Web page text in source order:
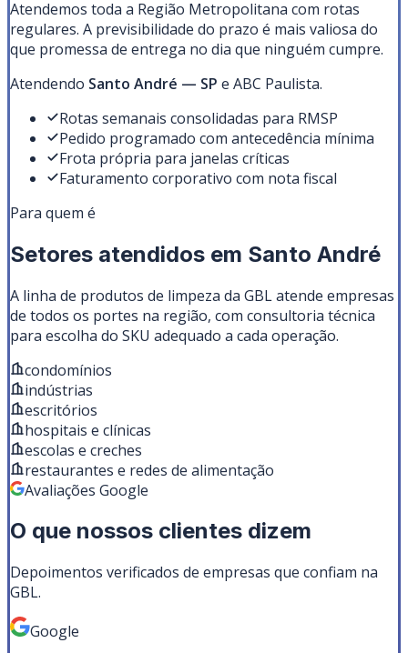
Atendemos toda a Região Metropolitana com rotas
regulares. A previsibilidade do prazo é mais valiosa do
que promessa de entrega no dia que ninguém cumpre.
Atendendo Santo André — SP e ABC Paulista.
Rotas semanais consolidadas para RMSP
Pedido programado com antecedência mínima
Frota própria para janelas críticas
Faturamento corporativo com nota fiscal
Para quem é
Setores atendidos em Santo André
A linha de produtos de limpeza da GBL atende empresas
de todos os portes na região, com consultoria técnica
para escolha do SKU adequado a cada operação.
condomínios
indústrias
escritórios
hospitais e clínicas
escolas e creches
restaurantes e redes de alimentação
Avaliações Google
O que nossos clientes dizem
Depoimentos verificados de empresas que confiam na
GBL.
Google